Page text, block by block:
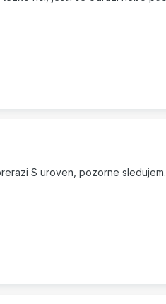
S uroven, pozorne sledujem.